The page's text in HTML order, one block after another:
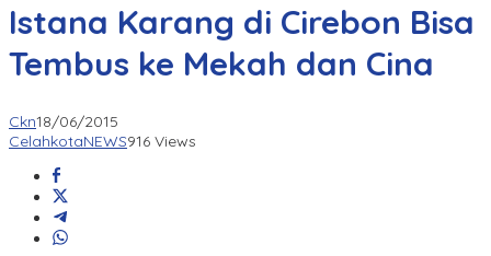
Istana Karang di Cirebon Bisa
Tembus ke Mekah dan Cina
Ckn18/06/2015
CelahkotaNEWS916 Views